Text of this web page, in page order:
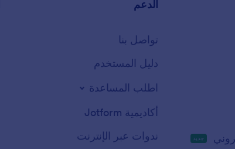
جديد
الدعم
تواصل بنا
دليل المستخدم
اطلب المساعدة
أكاديمية Jotform
ندوات عبر الإنترنت